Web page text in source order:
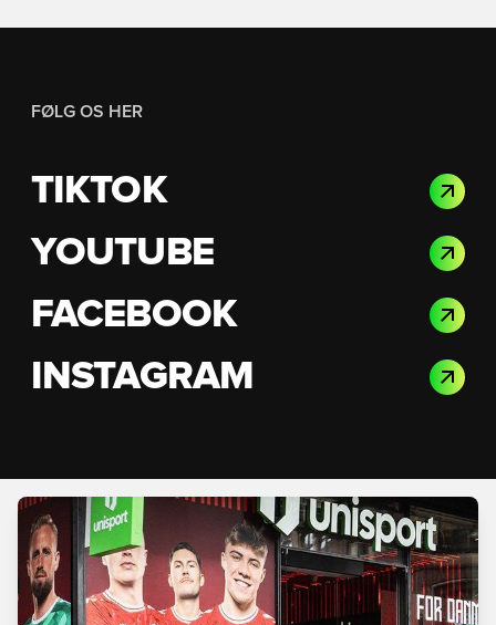
FØLG OS HER
TIKTOK
YOUTUBE
FACEBOOK
INSTAGRAM